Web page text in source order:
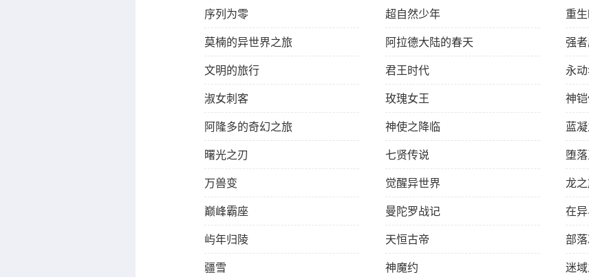
序列为零 超自然少年 重
莫楠的异世界之旅 阿拉德大陆的春天 强者
文明的旅行 君王时代 永
淑女刺客 玫瑰女王 神
阿隆多的奇幻之旅 神使之降临 蓝
曙光之刃 七贤传说 堕
万兽变 觉醒异世界 龙
巅峰霸座 曼陀罗战记 在
屿年归陵 天恒古帝 部
疆雪 神魔约 迷